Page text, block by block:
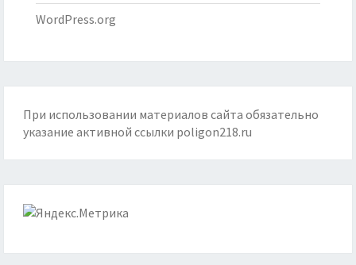
WordPress.org
При использовании материалов сайта обязательно
указание активной ссылки poligon218.ru